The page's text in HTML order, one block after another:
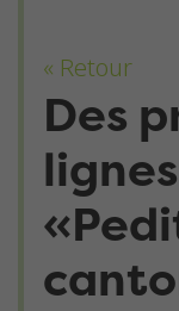
« Retour
Des